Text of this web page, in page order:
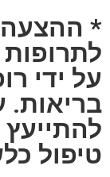
* ההצעה
על ידי
טיפול